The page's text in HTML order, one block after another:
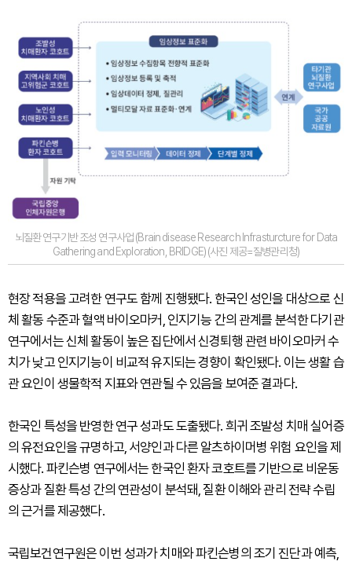
뇌질환 연구기반 조성 연구사업 (Brain disease Research Infrasturcture for Data
Gathering and Exploration, BRIDGE) (사진 제공=질병관리청)
현장 적용을 고려한 연구도 함께 진행됐다. 한국인 성인을 대상으로 신
체 활동 수준과 혈액 바이오마커, 인지기능 간의 관계를 분석한 다기관
연구에서는 신체 활동이 높은 집단에서 신경퇴행 관련 바이오마커 수
치가 낮고 인지기능이 비교적 유지되는 경향이 확인됐다. 이는 생활 습
관 요인이 생물학적 지표와 연관될 수 있음을 보여준 결과다.
한국인 특성을 반영한 연구 성과도 도출됐다. 희귀 조발성 치매 실어증
의 유전요인을 규명하고, 서양인과 다른 알츠하이머병 위험 요인을 제
시했다. 파킨슨병 연구에서는 한국인 환자 코호트를 기반으로 비운동
증상과 질환 특성 간의 연관성이 분석돼, 질환 이해와 관리 전략 수립
의 근거를 제공했다.
국립보건연구원은 이번 성과가 치매와 파킨슨병의 조기 진단과 예측,